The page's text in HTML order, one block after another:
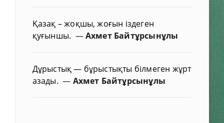
Қазақ – жоқшы, жоғын іздеген
қуғыншы. —Ахмет Байтұрсынұлы
Дұрыстық — бұрыстықты білмеген жұрт
азады.— Ахмет Байтұрсынұлы